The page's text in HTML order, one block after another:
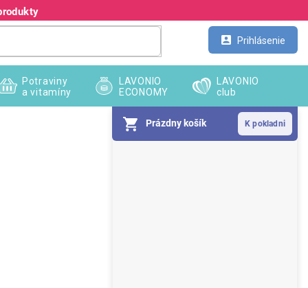
Prihlásenie
Prázdny košík
Potraviny
a vitamíny
LAVONIO
ECONOMY
LAVONIO
club